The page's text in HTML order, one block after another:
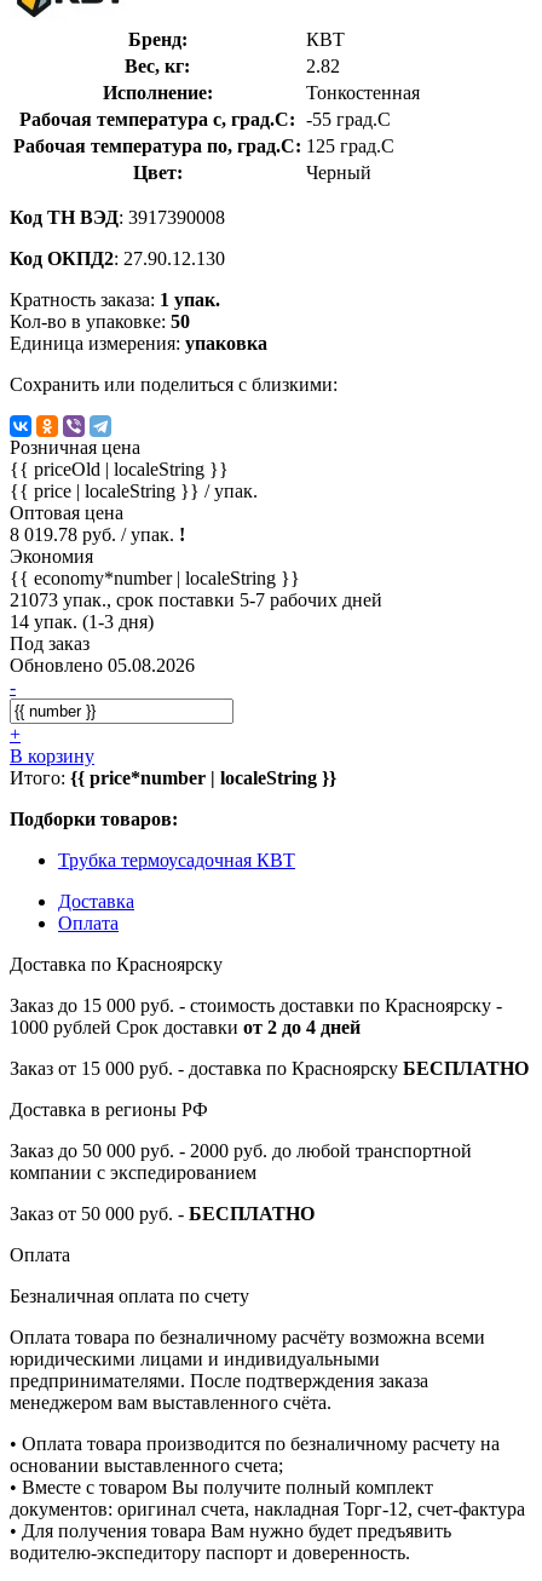
Бренд:
КВТ
Вес, кг:
2.82
Исполнение:
Тонкостенная
Рабочая температура с, град.C: -55 град.C
Рабочая температура по, град.C: 125 град.C
Цвет:
Черный
Код ТН ВЭД: 3917390008
Код ОКПД2: 27.90.12.130
Кратность заказа: 1 упак.
Кол-во в упаковке: 50
Единица измерения: упаковка
Сохранить или поделиться с близкими:
Розничная цена
{{ priceOld | localeString }}
{{ price | localeString }} / упак.
Оптовая цена
8 019.78 руб. / упак. !
Экономия
{{ economy*number | localeString }}
21073 упак., срок поставки 5-7 рабочих дней
14 упак. (1-3 дня)
Под заказ
Обновлено 05.08.2026
-
+
В корзину
Итого: {{ price*number | localeString }}
Подборки товаров:
Трубка термоусадочная КВТ
Доставка
Оплата
Доставка по Красноярску
Заказ до 15 000 руб. - стоимость доставки по Красноярску -
1000 рублей Срок доставки от 2 до 4 дней
Заказ от 15 000 руб. - доставка по Красноярску БЕСПЛАТНО
Доставка в регионы РФ
Заказ до 50 000 руб. - 2000 руб. до любой транспортной
компании с экспедированием
Заказ от 50 000 руб. - БЕСПЛАТНО
Оплата
Безналичная оплата по счету
Оплата товара по безналичному расчёту возможна всеми
юридическими лицами и индивидуальными
предпринимателями. После подтверждения заказа
менеджером вам выставленного счёта.
• Оплата товара производится по безналичному расчету на
основании выставленного счета;
• Вместе с товаром Вы получите полный комплект
документов: оригинал счета, накладная Торг-12, счет-фактура
• Для получения товара Вам нужно будет предъявить
водителю-экспедитору паспорт и доверенность.